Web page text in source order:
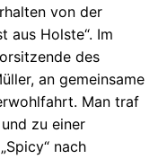
von der
aus Holste“. Im
des
an gemeinsame
Man traf
zu einer
nach